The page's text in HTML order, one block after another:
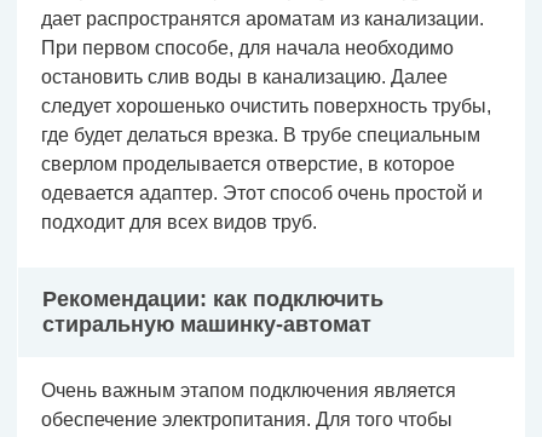
дает распространятся ароматам из канализации.
При первом способе, для начала необходимо
остановить слив воды в канализацию. Далее
следует хорошенько очистить поверхность трубы,
где будет делаться врезка. В трубе специальным
сверлом проделывается отверстие, в которое
одевается адаптер. Этот способ очень простой и
подходит для всех видов труб.
Рекомендации: как подключить
стиральную машинку-автомат
Очень важным этапом подключения является
обеспечение электропитания. Для того чтобы